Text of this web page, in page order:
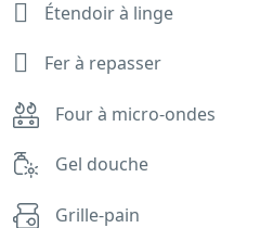
Étendoir à linge
Fer à repasser
Four à micro-ondes
Gel douche
Grille-pain